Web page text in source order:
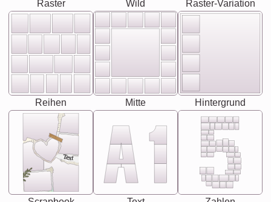
Raster Wild Raster-Variation
Reihen Mitte Hintergrund
Text